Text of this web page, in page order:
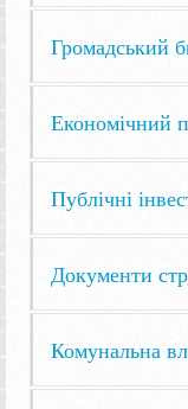
Громадський
Економічний
Публічні
Документи
Комунальна